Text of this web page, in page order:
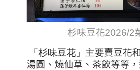
杉味豆花2026/2
「杉味豆花」主要賣豆花
湯圓、燒仙草、茶飲等等，